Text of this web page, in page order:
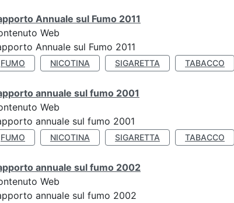
Annuale sul Fumo 2011
Web
Annuale sul Fumo 2011
FUMO NICOTINA SIGARETTA TABACCO
annuale sul fumo 2001
Web
annuale sul fumo 2001
FUMO NICOTINA SIGARETTA TABACCO
annuale sul fumo 2002
Web
annuale sul fumo 2002